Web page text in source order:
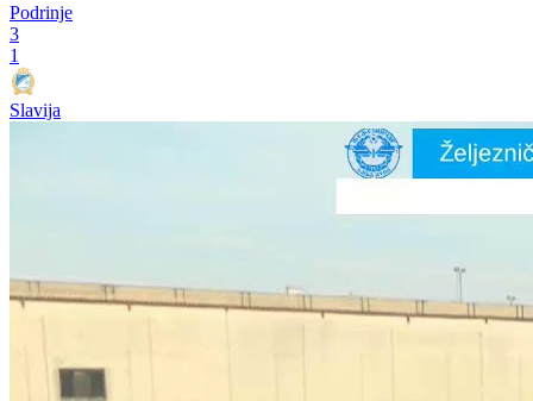
Podrinje
3
1
Slavija